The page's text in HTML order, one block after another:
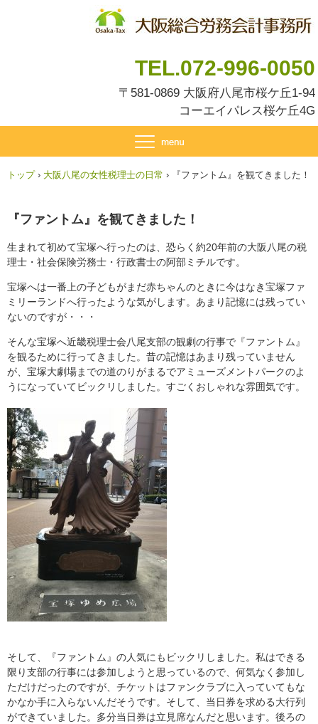
TEL.072-996-0050
〒581-0869 大阪府八尾市桜ケ丘1-94
コーエイパレス桜ケ丘4G
トップ › 大阪八尾の女性税理士の日常 › 『ファントム』を観てきました！
『ファントム』を観てきました！
生まれて初めて宝塚へ行ったのは、恐らく約20年前の大阪八尾の税
理士・社会保険労務士・行政書士の阿部ミチルです。
宝塚へは一番上の子どもがまだ赤ちゃんのときに今はなき宝塚ファ
ミリーランドへ行ったような気がします。あまり記憶には残ってい
ないのですが・・・
そんな宝塚へ近畿税理士会八尾支部の観劇の行事で『ファントム』
を観るために行ってきました。昔の記憶はあまり残っていません
が、宝塚大劇場までの道のりがまるでアミューズメントパークのよ
うになっていてビックリしました。すごくおしゃれな雰囲気です。
そして、『ファントム』の人気にもビックリしました。私はできる
限り支部の行事には参加しようと思っているので、何気なく参加し
ただけだったのですが、チケットはファンクラブに入っていてもな
かなか手に入らないんだそうです。そして、当日券を求める大行列
ができていました。多分当日券は立見席なんだと思います。後ろの